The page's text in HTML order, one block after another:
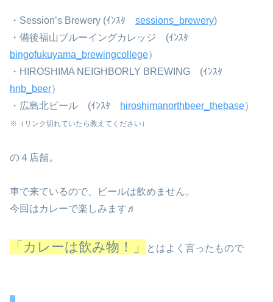
・Session’s Brewery (ｲﾝｽﾀ sessions_brewery)
・備後福山ブルーイングカレッジ (ｲﾝｽﾀ
bingofukuyama_brewingcollege）
・HIROSHIMA NEIGHBORLY BREWING (ｲﾝｽﾀ
hnb_beer）
・広島北ビール (ｲﾝｽﾀ
hiroshimanorthbeer_thebase）
※（リンク切れていたら教えてください）
の４店舗。
車で来ているので、ビールは飲めません。
今回はカレーで楽しみます♬
「カレーは飲み物！」 とはよく言ったもので